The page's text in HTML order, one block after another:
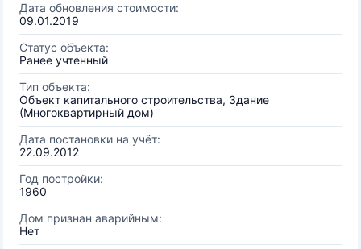
Дата обновления стоимости:
09.01.2019
Статус объекта:
Ранее учтенный
Тип объекта:
Объект капитального строительства, Здание
(Многоквартирный дом)
Дата постановки на учёт:
22.09.2012
Год постройки:
1960
Дом признан аварийным:
Нет